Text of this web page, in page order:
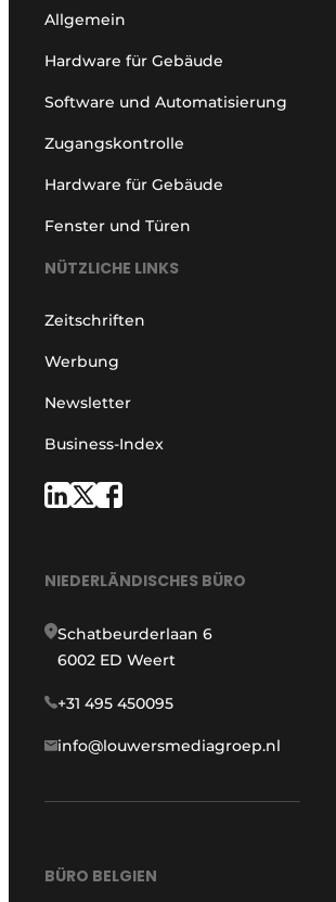
Allgemein
Hardware für Gebäude
Software und Automatisierung
Zugangskontrolle
Hardware für Gebäude
Fenster und Türen
NÜTZLICHE LINKS
Zeitschriften
Werbung
Newsletter
Business-Index
NIEDERLÄNDISCHES BÜRO
Schatbeurderlaan 6
6002 ED Weert
+31 495 450095
info@louwersmediagroep.nl
BÜRO BELGIEN